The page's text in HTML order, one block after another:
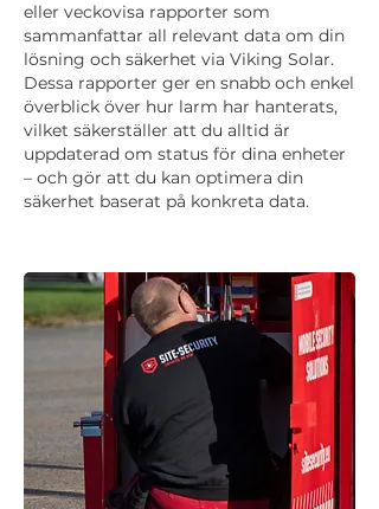
eller veckovisa rapporter som
sammanfattar all relevant data om din
lösning och säkerhet via Viking Solar.
Dessa rapporter ger en snabb och enkel
överblick över hur larm har hanterats,
vilket säkerställer att du alltid är
uppdaterad om status för dina enheter
– och gör att du kan optimera din
säkerhet baserat på konkreta data.